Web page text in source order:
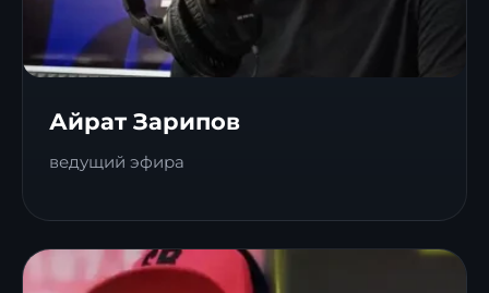
Айрат Зарипов
ведущий эфира